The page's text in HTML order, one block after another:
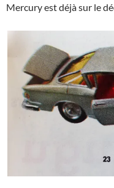
Mercury est déjà sur le